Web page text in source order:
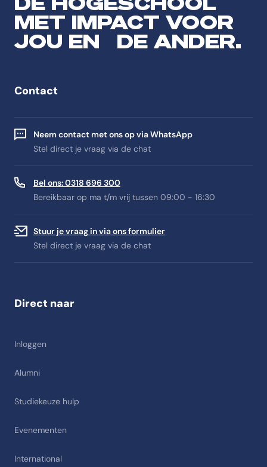
MET IMPACT VOOR
JOU EN DE ANDER.
Contact
Neem contact met ons op via WhatsApp
Stel direct je vraag via de chat
Bel ons: 0318 696 300
Bereikbaar op ma t/m vrij tussen 09:00 - 16:30
Stuur je vraag in via ons formulier
Stel direct je vraag via de chat
Direct naar
Inloggen
Alumni
Studiekeuze hulp
Evenementen
International